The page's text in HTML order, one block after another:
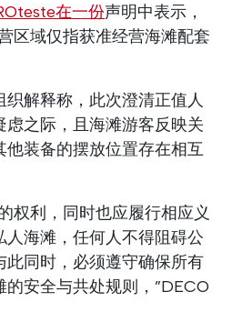
在一份声明中表示，
区域仅指获准经营海滩配套
解释称，此次澄清正值人
虑之际，且海滩游客反映关
他装备的摆放位置存在相互
权利，同时也应履行相应义
人海滩，任何人不得阻碍公
此同时，必须遵守确保所有
的安全与共处规则，”DECO